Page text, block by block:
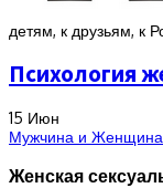
детям, к друзьям, к
Психология
15 Июн
Мужчина и Женщина
Женская